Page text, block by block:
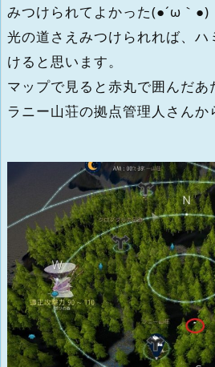
みつけられてよかった(●´ω｀●)
光の道さえみつけられれば、
けると思います。
マップで見ると赤丸で囲んだあ
ラニー山荘の拠点管理人さんか